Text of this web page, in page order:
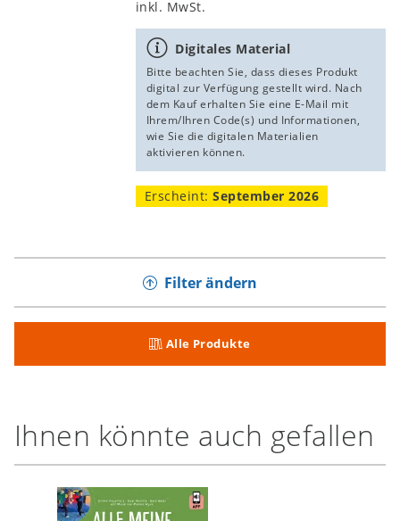
inkl. MwSt.
Digitales Material
Bitte beachten Sie, dass dieses Produkt
digital zur Verfügung gestellt wird. Nach
dem Kauf erhalten Sie eine E-Mail mit
Ihrem/Ihren Code(s) und Informationen,
wie Sie die digitalen Materialien
aktivieren können.
Erscheint:September 2026
Filter ändern
Alle Produkte
Ihnen könnte auch gefallen